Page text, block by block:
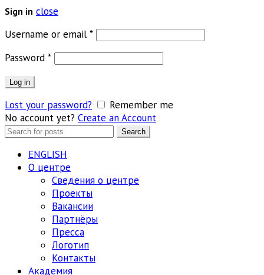
Sign in close
Username or email *Обязательно
Password *Обязательно
Log in
Lost your password?
Remember me
No account yet? Create an Account
Search
Search
ENGLISH
О центре
Сведения о центре
Проекты
Вакансии
Партнёры
Пресса
Логотип
Контакты
Академия